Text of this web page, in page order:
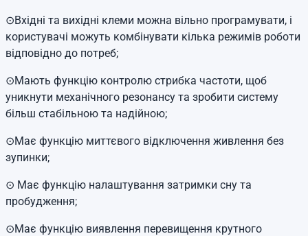
⊙Вхідні та вихідні клеми можна вільно програмувати, і
користувачі можуть комбінувати кілька режимів роботи
відповідно до потреб;
⊙Мають функцію контролю стрибка частоти, щоб
уникнути механічного резонансу та зробити систему
більш стабільною та надійною;
⊙Має функцію миттєвого відключення живлення без
зупинки;
⊙ Має функцію налаштування затримки сну та
пробудження;
⊙Має функцію виявлення перевищення крутного